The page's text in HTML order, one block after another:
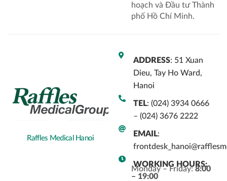
hoạch và Đầu tư Thành
phố Hồ Chí Minh.
Raffles Medical Hanoi
ADDRESS: 51 Xuan
Dieu, Tay Ho Ward,
Hanoi
TEL: (024) 3934 0666
– (024) 3676 2222
EMAIL:
WORKING HOURS:
Monday – Friday:8:00
– 19:00